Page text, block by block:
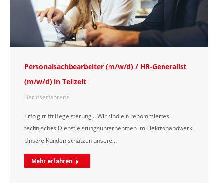
Personalsachbearbeiter (m/w/d) / HR-Generalist
(m/w/d) in Teilzeit
Berufserfahrene
Erfolg trifft Begeisterung… Wir sind ein renommiertes
technisches Dienstleistungsunternehmen im Elektrohandwerk.
Unsere Kunden schätzen unsere…
Mehr erfahren